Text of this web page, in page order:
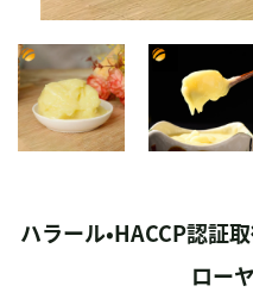
ハラール・HACCP認証
ロー